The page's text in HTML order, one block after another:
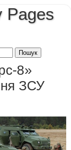
Pages
8»
ЗСУ